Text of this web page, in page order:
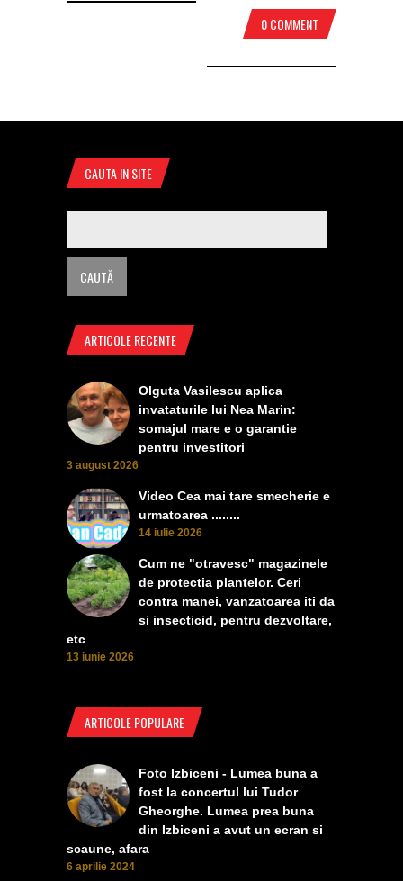
0 COMMENT
CAUTA IN SITE
ARTICOLE RECENTE
Olguta Vasilescu aplica
invataturile lui Nea Marin:
somajul mare e o garantie
pentru investitori
3 august 2026
Video Cea mai tare smecherie e
urmatoarea ........
14 iulie 2026
Cum ne "otravesc" magazinele
de protectia plantelor. Ceri
contra manei, vanzatoarea iti da
si insecticid, pentru dezvoltare,
etc
13 iunie 2026
ARTICOLE POPULARE
Foto Izbiceni - Lumea buna a
fost la concertul lui Tudor
Gheorghe. Lumea prea buna
din Izbiceni a avut un ecran si
scaune, afara
6 aprilie 2024